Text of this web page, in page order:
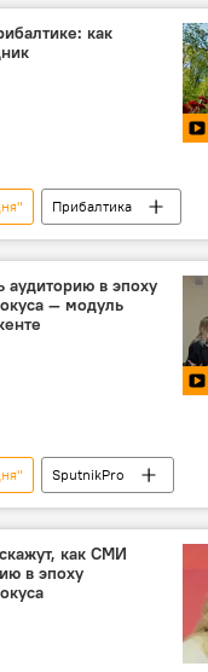
как
Прибалтика
война
история
в эпоху
— модуль
SputnikPro
Ташкент
Видео
проект
как СМИ
в эпоху